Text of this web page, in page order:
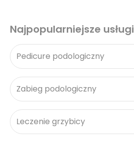
Najpopularniejsze usługi
Pedicure podologiczny
Zabieg podologiczny
Leczenie grzybicy